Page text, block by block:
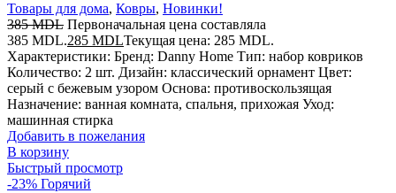
Товары для дома, Ковры, Новинки!
385MDL Первоначальная цена составляла
385 MDL.285 MDLТекущая цена: 285 MDL.
Характеристики: Бренд: Danny Home Тип: набор ковриков
Количество: 2 шт. Дизайн: классический орнамент Цвет:
серый с бежевым узором Основа: противоскользящая
Назначение: ванная комната, спальня, прихожая Уход:
машинная стирка
Добавить в пожелания
В корзину
Быстрый просмотр
-23% Горячий